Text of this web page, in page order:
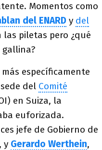
Momentos como
del ENARD y del
las piletas pero ¿qué
específicamente
del Comité
en Suiza, la
euforizada.
jefe de Gobierno de
y Gerardo Werthein,